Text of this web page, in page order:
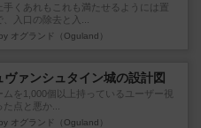
手くあれもこれも満たせるようには置
入口の除去と入...
by オグランド（Oguland）
ヴァンシュタイン城の設計図
ムを1,000個以上持っているユーザー視
点と悪か...
by オグランド（Oguland）